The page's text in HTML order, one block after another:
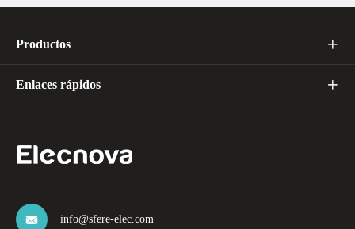
Productos 
Enlaces rápidos 
 info@sfere-elec.com